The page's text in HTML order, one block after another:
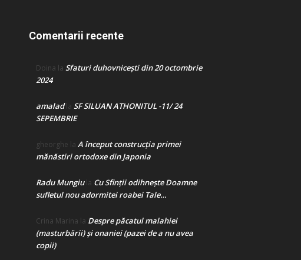
Comentarii recente
Doina la Sfaturi duhovnicești din 20 octombrie
2024
amaladla SF SILUAN ATHONITUL -11/ 24
SEPEMBRIE
gheorghe la A început construcţia primei
mănăstiri ortodoxe din Japonia
Radu Mungiula Cu Sfinții odihnește Doamne
sufletul nou adormitei roabei Tale…
Crina Marina la Despre păcatul malahiei
(masturbării) şi onaniei (pazei de a nu avea
copii)